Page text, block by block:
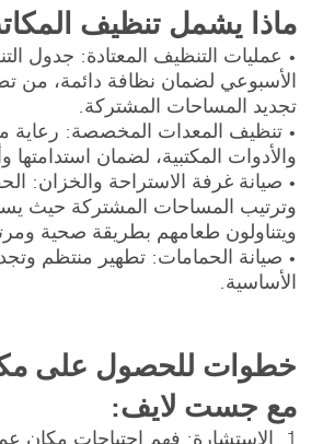
ماذا يشمل تنظيف
• عمليات التنظيف المعتادة: جدول
الأسبوعي لضمان نظافة دائمة، من
تجديد المساحات المشتركة.
• تنظيف المعدات المخصصة: رعاية
والأدوات المكتبية، لضمان استدامتها
• صيانة غرفة الاستراحة والخزان:
وترتيب المساحات المشتركة حيث
ويتناولون طعامهم بطريقة صحية
• صيانة الحمامات: تطهير منتظم
الأساسية.
خطوات للحصول على
مع جست لايف:
1. الاستشارة: فهم احتياجات مكان عملك الخاصة.